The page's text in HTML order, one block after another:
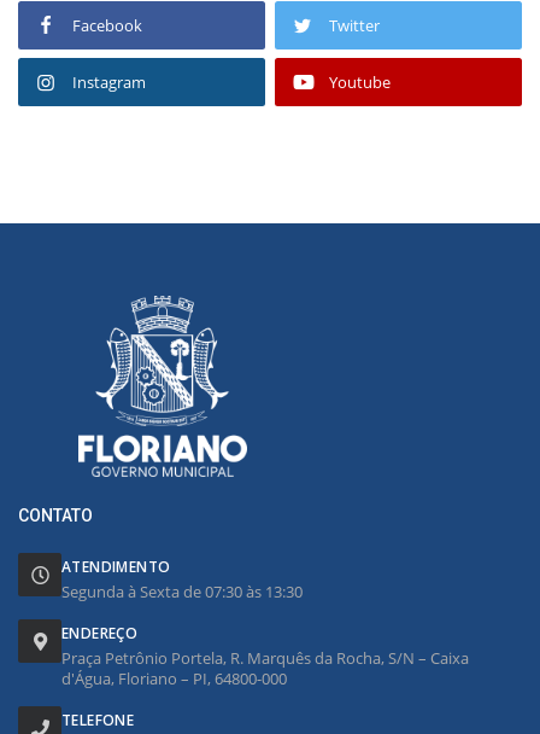
Facebook Twitter
Instagram Youtube
CONTATO
ATENDIMENTO
Segunda à Sexta de 07:30 às 13:30
ENDEREÇO
Praça Petrônio Portela, R. Marquês da Rocha, S/N – Caixa
d'Água, Floriano – PI, 64800-000
TELEFONE